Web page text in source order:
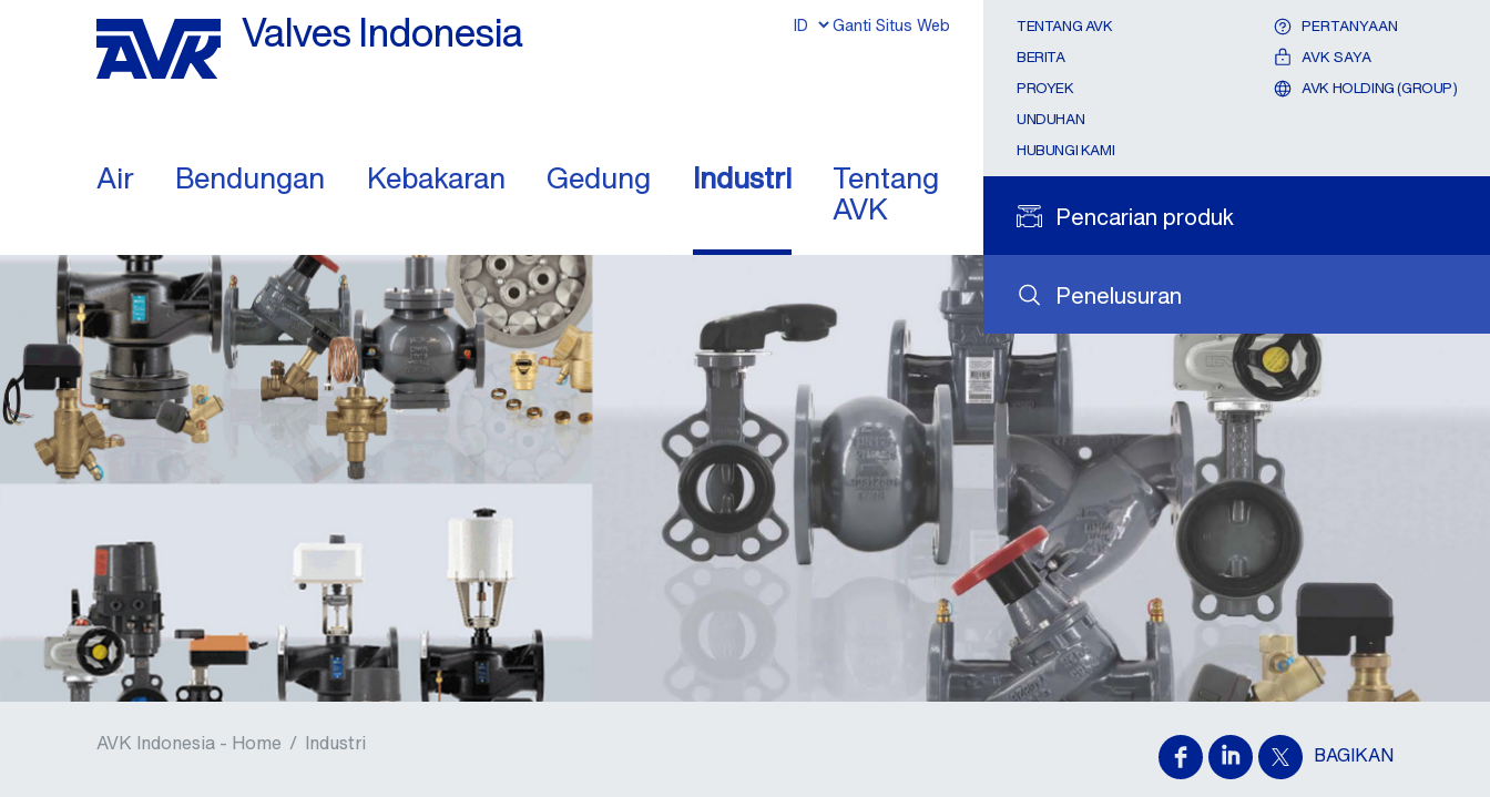
Valves Indonesia
Air Bendungan Kebakaran Gedung Industri Tentang
AVK
Penelusuran
Pencarian produk
TENTANG AVK
BERITA
PROYEK
UNDUHAN
HUBUNGI KAMI
PERTANYAAN
AVK SAYA
AVK HOLDING (GROUP)
Ganti Situs Web
AVK Indonesia - Home / Industri BAGIKAN